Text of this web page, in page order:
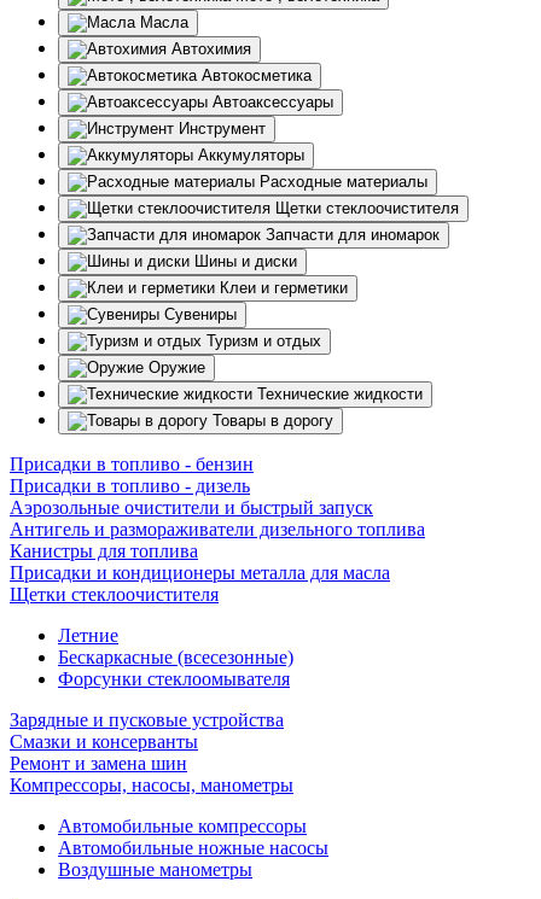
Масла
Автохимия
Автокосметика
Автоаксессуары
Инструмент
Аккумуляторы
Расходные материалы
Щетки стеклоочистителя
Запчасти для иномарок
Шины и диски
Клеи и герметики
Сувениры
Туризм и отдых
Оружие
Технические жидкости
Товары в дорогу
Присадки в топливо - бензин
Присадки в топливо - дизель
Аэрозольные очистители и быстрый запуск
Антигель и размораживатели дизельного топлива
Канистры для топлива
Присадки и кондиционеры металла для масла
Щетки стеклоочистителя
Летние
Бескаркасные (всесезонные)
Форсунки стеклоомывателя
Зарядные и пусковые устройства
Смазки и консерванты
Ремонт и замена шин
Компрессоры, насосы, манометры
Автомобильные компрессоры
Автомобильные ножные насосы
Воздушные манометры